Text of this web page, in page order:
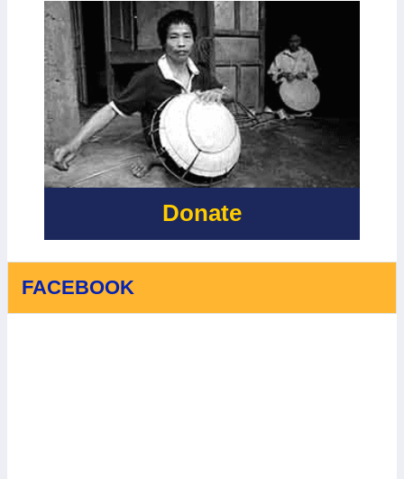
SUPPORT
FROM IRISH
AID VIET NAM
- CÙNG NHÌN
LẠI CHẶNG
ĐƯỜNG ĐẦY
Ý NGHĨA VỚI
SỰ HỖ TRỢ
QUÝ BÁU
CỦA IRISH
AID
RỦI RO THIÊN
TAI DỰA VÀO
CỘNG ĐỒNG
VÀ THÍCH
ỨNG VỚI
BIẾN ĐỔI KHÍ
HẬU
Donate
FACEBOOK